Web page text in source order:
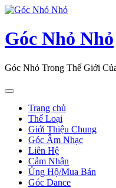
Skip
content
Góc Nhỏ Nhỏ
Góc Nhỏ Trong Thế Giới
Open
ButtonTrang chủ
Thể Loại
Giới Thiệu Chung
Góc Âm Nhạc
Liên Hệ
Cảm Nhận
Ủng Hộ/Mua Bán
Góc Dance